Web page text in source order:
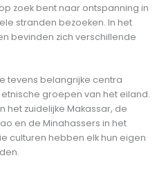
zoek bent naar ontspanning in
stranden bezoeken. In het
bevinden zich verschillende
tevens belangrijke centra
groepen van het eiland.
het zuidelijke Makassar, de
en de Minahassers in het
culturen hebben elk hun eigen